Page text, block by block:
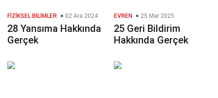
FIZIKSEL BILIMLER 02 Ara 2024
28 Yansıma Hakkında
Gerçek
EVREN 25 Mar 2025
25 Geri Bildirim
Hakkında Gerçek